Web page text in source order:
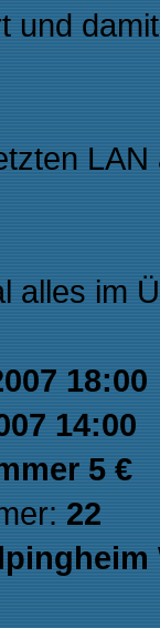
und
alles im
18:00
14:00
5 €
22